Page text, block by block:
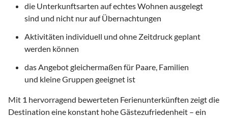
die Unterkunftsarten auf echtes Wohnen ausgelegt
sind und nicht nur auf Übernachtungen
Aktivitäten individuell und ohne Zeitdruck geplant
werden können
das Angebot gleichermaßen für Paare, Familien
und kleine Gruppen geeignet ist
Mit 1 hervorragend bewerteten Ferienunterkünften zeigt die
Destination eine konstant hohe Gästezufriedenheit – ein